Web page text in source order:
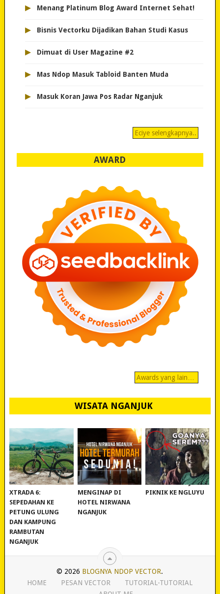
▸ Menang Platinum Blog Award Internet Sehat!
▸ Bisnis Vectorku Dijadikan Bahan Studi Kasus
▸ Dimuat di User Magazine #2
▸ Mas Ndop Masuk Tabloid Banten Muda
▸ Masuk Koran Jawa Pos Radar Nganjuk
Eciye selengkapnya..
AWARD
Awards yang lain…
WISATA NGANJUK
REVIEW POLYGON
XTRADA 6:
SEPEDAHAN KE
PETUNG ULUNG
DAN KAMPUNG
RAMBUTAN
NGANJUK
MURAH BANGET!
MENGINAP DI
HOTEL NIRWANA
NGANJUK
WISATA NGANJUK:
PIKNIK KE NGLUYU
© 2026 BLOGNYA NDOP VECTOR.
HOME
PESAN VECTOR
TUTORIAL-TUTORIAL